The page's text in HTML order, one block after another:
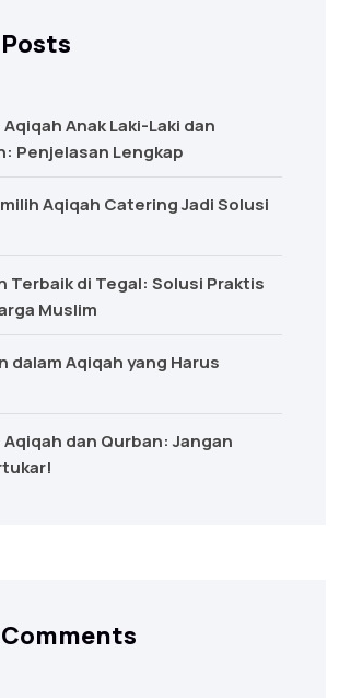
Anak Laki-Laki dan
Penjelasan Lengkap
Aqiqah Catering Jadi Solusi
Terbaik di Tegal: Solusi Praktis
Muslim
dalam Aqiqah yang Harus
dan Qurban: Jangan